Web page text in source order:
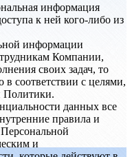
информация
к ней кого-либо из
информации
Компании,
своих задач, то
в соответствии с целями,
Политики.
данных все
правила и
и